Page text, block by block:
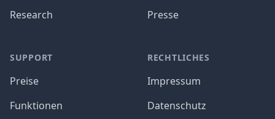
Research
SUPPORT
Preise
Funktionen
Presse
RECHTLICHES
Impressum
Datenschutz